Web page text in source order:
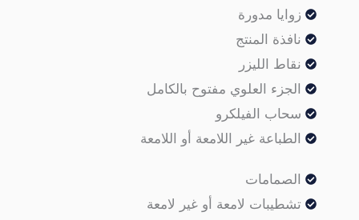
زوايا مدورة
نافذة المنتج
نقاط الليزر
الجزء العلوي مفتوح بالكامل
سحاب الفيلكرو
الطباعة غير اللامعة أو اللامعة
الصمامات
تشطيبات لامعة أو غير لامعة